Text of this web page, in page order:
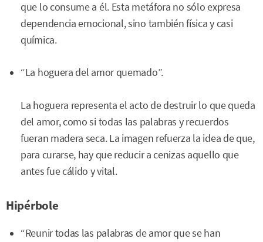
que lo consume a él. Esta metáfora no sólo expresa
dependencia emocional, sino también física y casi
química.
“La hoguera del amor quemado”.
La hoguera representa el acto de destruir lo que queda
del amor, como si todas las palabras y recuerdos
fueran madera seca. La imagen refuerza la idea de que,
para curarse, hay que reducir a cenizas aquello que
antes fue cálido y vital.
Hipérbole
“Reunir todas las palabras de amor que se han